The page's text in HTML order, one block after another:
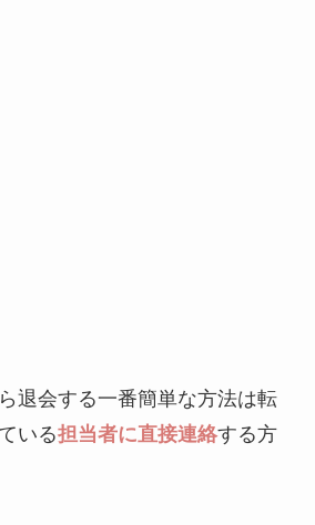
退会する一番簡単な方法は転
いる担当者に直接連絡する方